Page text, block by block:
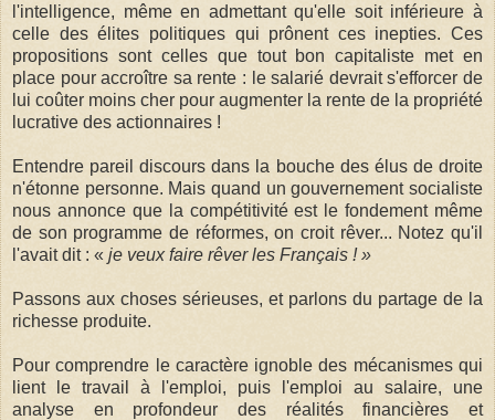
l'intelligence, même en admettant qu'elle soit inférieure à
celle des élites politiques qui prônent ces inepties. Ces
propositions sont celles que tout bon capitaliste met en
place pour accroître sa rente : le salarié devrait s'efforcer de
lui coûter moins cher pour augmenter la rente de la propriété
lucrative des actionnaires !
Entendre pareil discours dans la bouche des élus de droite
n'étonne personne. Mais quand un gouvernement socialiste
nous annonce que la compétitivité est le fondement même
de son programme de réformes, on croit rêver... Notez qu'il
l'avait dit : « je veux faire rêver les Français ! »
Passons aux choses sérieuses, et parlons du partage de la
richesse produite.
Pour comprendre le caractère ignoble des mécanismes qui
lient le travail à l'emploi, puis l'emploi au salaire, une
analyse en profondeur des réalités financières et